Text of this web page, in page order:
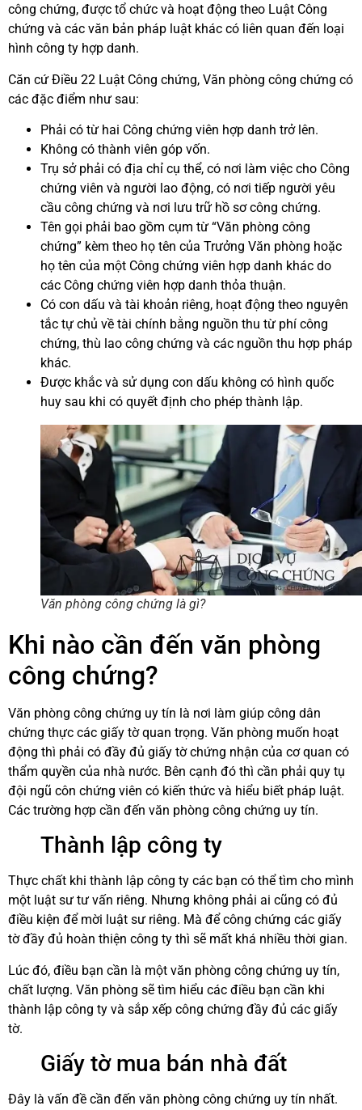
công chứng, được tổ chức và hoạt động theo Luật Công
chứng và các văn bản pháp luật khác có liên quan đến loại
hình công ty hợp danh.
Căn cứ Điều 22 Luật Công chứng, Văn phòng công chứng có
các đặc điểm như sau:
Phải có từ hai Công chứng viên hợp danh trở lên.
Không có thành viên góp vốn.
Trụ sở phải có địa chỉ cụ thể, có nơi làm việc cho Công
chứng viên và người lao động, có nơi tiếp người yêu
cầu công chứng và nơi lưu trữ hồ sơ công chứng.
Tên gọi phải bao gồm cụm từ “Văn phòng công
chứng” kèm theo họ tên của Trưởng Văn phòng hoặc
họ tên của một Công chứng viên hợp danh khác do
các Công chứng viên hợp danh thỏa thuận.
Có con dấu và tài khoản riêng, hoạt động theo nguyên
tắc tự chủ về tài chính bằng nguồn thu từ phí công
chứng, thù lao công chứng và các nguồn thu hợp pháp
khác.
Được khắc và sử dụng con dấu không có hình quốc
huy sau khi có quyết định cho phép thành lập.
Văn phòng công chứng là gì?
Khi nào cần đến văn phòng
công chứng?
Văn phòng công chứng uy tín là nơi làm giúp công dân
chứng thực các giấy tờ quan trọng. Văn phòng muốn hoạt
động thì phải có đầy đủ giấy tờ chứng nhận của cơ quan có
thẩm quyền của nhà nước. Bên cạnh đó thì cần phải quy tụ
đội ngũ côn chứng viên có kiến thức và hiểu biết pháp luật.
Các trường hợp cần đến văn phòng công chứng uy tín.
Thành lập công ty
Thực chất khi thành lập công ty các bạn có thể tìm cho mình
một luật sư tư vấn riêng. Nhưng không phải ai cũng có đủ
điều kiện để mời luật sư riêng. Mà để công chứng các giấy
tờ đầy đủ hoàn thiện công ty thì sẽ mất khá nhiều thời gian.
Lúc đó, điều bạn cần là một văn phòng công chứng uy tín,
chất lượng. Văn phòng sẽ tìm hiểu các điều bạn cần khi
thành lập công ty và sắp xếp công chứng đầy đủ các giấy
tờ.
Giấy tờ mua bán nhà đất
Đây là vấn đề cần đến văn phòng công chứng uy tín nhất.